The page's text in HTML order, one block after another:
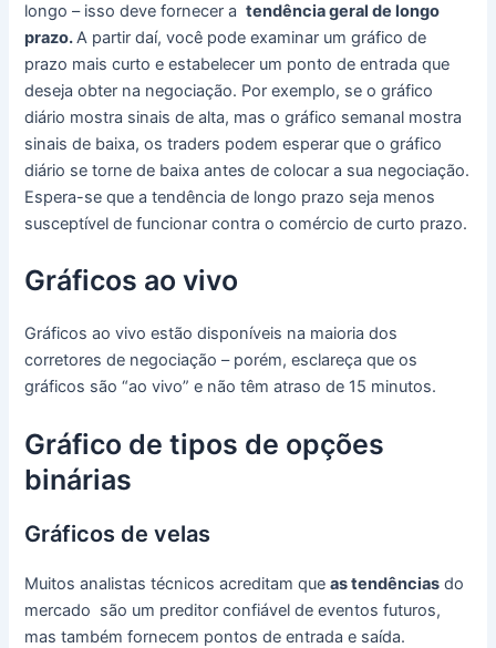
longo – isso deve fornecer atendência geral de longo
prazo.A partir daí, você pode examinar um gráfico de
prazo mais curto e estabelecer um ponto de entrada que
deseja obter na negociação. Por exemplo, se o gráfico
diário mostra sinais de alta, mas o gráfico semanal mostra
sinais de baixa, os traders podem esperar que o gráfico
diário se torne de baixa antes de colocar a sua negociação.
Espera-se que a tendência de longo prazo seja menos
susceptível de funcionar contra o comércio de curto prazo.
Gráficos ao vivo
Gráficos ao vivo estão disponíveis na maioria dos
corretores de negociação – porém, esclareça que os
gráficos são “ao vivo” e não têm atraso de 15 minutos.
Gráfico de tipos de opções
binárias
Gráficos de velas
Muitos analistas técnicos acreditam queas tendências do
mercado são um preditor confiável de eventos futuros,
mas também fornecem pontos de entrada e saída.